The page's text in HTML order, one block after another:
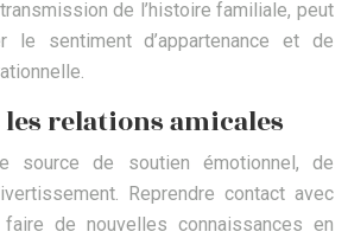
de l’histoire familiale, peut
le sentiment d’appartenance et de
relations amicales
source de soutien émotionnel, de
Reprendre contact avec
faire de nouvelles connaissances en